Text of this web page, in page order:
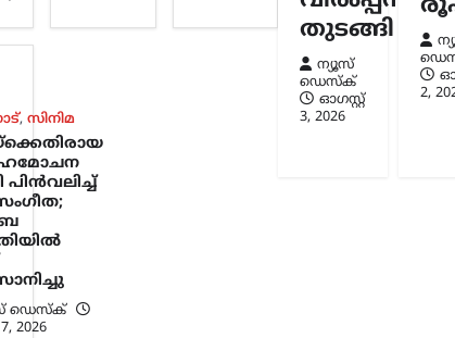
, സിനിമ
ഡെസ്ക്
2026
തുടങ്ങി
ന്യൂസ്
ഡെസ്ക്
ഓഗസ്റ്റ്‌
3, 2026
2,